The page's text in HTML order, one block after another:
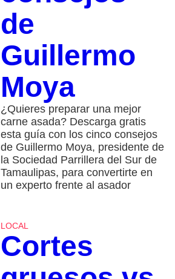
de
Guillermo
Moya
¿Quieres preparar una mejor
carne asada? Descarga gratis
esta guía con los cinco consejos
de Guillermo Moya, presidente de
la Sociedad Parrillera del Sur de
Tamaulipas, para convertirte en
un experto frente al asador
LOCAL
Cortes